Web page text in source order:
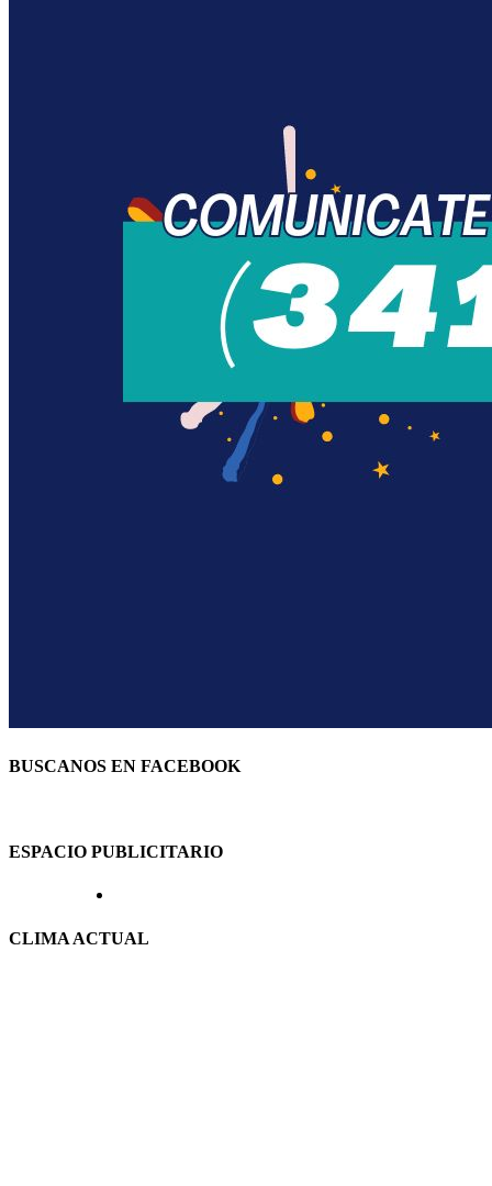
BUSCANOS EN FACEBOOK
ESPACIO PUBLICITARIO
CLIMA ACTUAL